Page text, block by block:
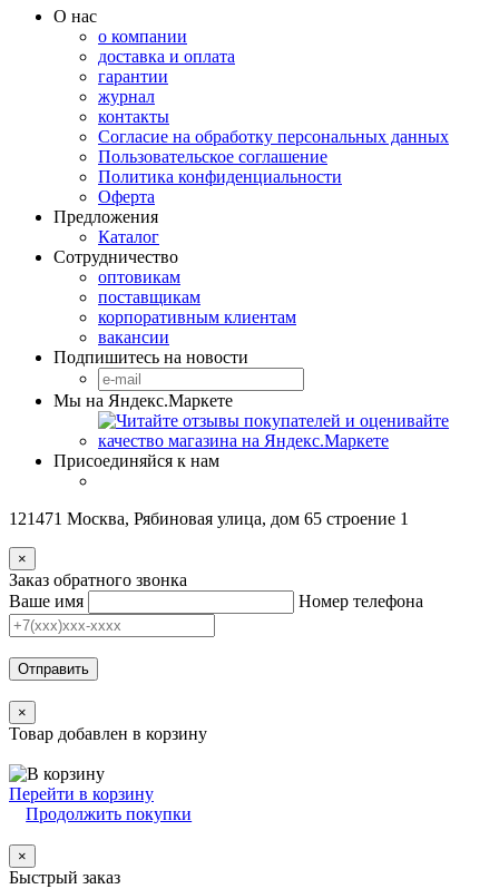
О нас
о компании
доставка и оплата
гарантии
журнал
контакты
Согласие на обработку персональных данных
Пользовательское соглашение
Политика конфиденциальности
Оферта
Предложения
Каталог
Сотрудничество
оптовикам
поставщикам
корпоративным клиентам
вакансии
Подпишитесь на новости
Мы на Яндекс.Маркете
Присоединяйся к нам
121471 Москва, Рябиновая улица, дом 65 строение 1
×
Заказ обратного звонка
Ваше имя
Номер телефона
Отправить
×
Товар добавлен в корзину
Перейти в корзину
Продолжить покупки
×
Быстрый заказ